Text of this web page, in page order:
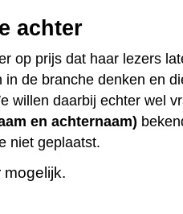
achter
op prijs dat haar lezers
in de branche denken en
willen daarbij echter wel
en achternaam)
niet geplaatst.
mogelijk.